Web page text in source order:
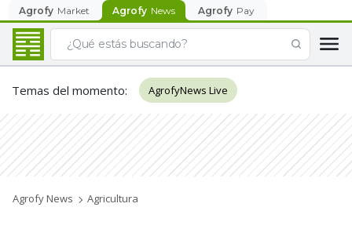
Agrofy Market Agrofy News Agrofy Pay
Temas del momento: AgrofyNews Live
Agrofy News Agricultura